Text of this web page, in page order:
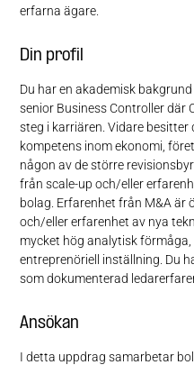
erfarna ägare.
Din profil
Du har en akademisk
senior Business Controller där
steg i karriären. Vidare besitter
kompetens inom ekonomi,
någon av de större
från scale-up och/eller
bolag. Erfarenhet från M&A är
och/eller erfarenhet av nya
mycket hög analytisk
entreprenöriell inställning. Du
som dokumenterad
Ansökan
I detta uppdrag samarbetar